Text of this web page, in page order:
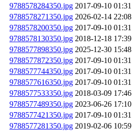
9788578284350.jpg 2017-09-10 01:31
9788578271350.jpg 2026-02-14 22:08
9788578200350.jpg 2017-09-10 01:31
9788578130350.jpg 2018-12-18 17:39
9788577898350.jpg 2025-12-30 15:48
9788577872350.jpg 2017-09-10 01:31
9788577744350.jpg 2017-09-10 01:31
9788577616350.jpg 2017-09-10 01:31
9788577533350.jpg 2018-03-09 17:46
9788577489350.jpg 2023-06-26 17:10
9788577421350.jpg 2017-09-10 01:31
9788577281350.jpg 2019-02-06 10:59